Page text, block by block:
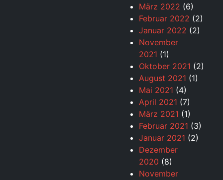
März 2022 (6)
Februar 2022 (2)
Januar 2022 (2)
November
2021 (1)
Oktober 2021 (2)
August 2021 (1)
Mai 2021 (4)
April 2021 (7)
März 2021 (1)
Februar 2021 (3)
Januar 2021 (2)
Dezember
2020 (8)
November